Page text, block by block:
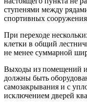
ступенями между
спортивных
При переходе
клетки в общий
не менее суммарной
Выходы из помещений и
должны быть
самозакрывания и с
исключением дверей